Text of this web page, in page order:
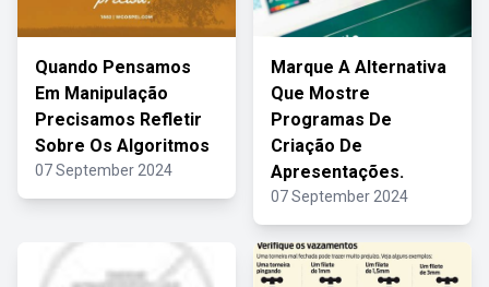
Quando Pensamos
Em Manipulação
Precisamos Refletir
Sobre Os Algoritmos
07 September 2024
Marque A Alternativa
Que Mostre
Programas De
Criação De
Apresentações.
07 September 2024